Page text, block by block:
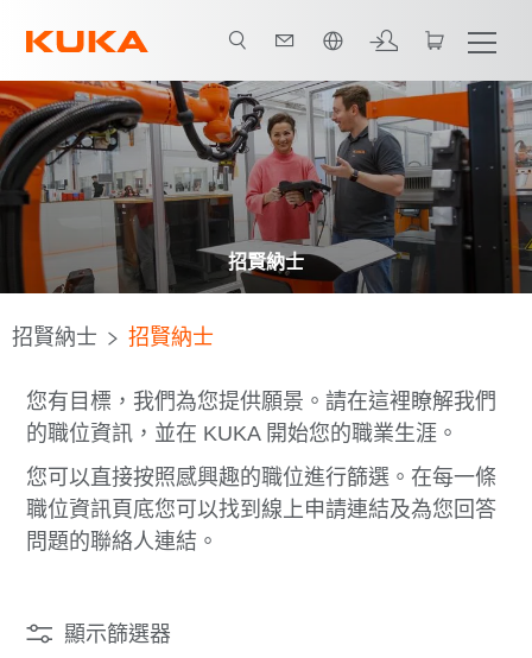
招賢納士
招賢納士 招賢納士
您有目標，我們為您提供願景。請在這裡瞭解我們
的職位資訊，並在 KUKA 開始您的職業生涯。
您可以直接按照感興趣的職位進行篩選。在每一條
職位資訊頁底您可以找到線上申請連結及為您回答
問題的聯絡人連結。
顯示篩選器